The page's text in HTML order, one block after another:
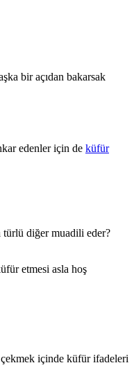
bir açıdan bakarsak
edenler için de küfür
türlü diğer muadili eder?
etmesi asla hoş
içinde küfür ifadeleri